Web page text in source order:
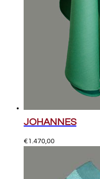
JOHANNES
€1.470,00